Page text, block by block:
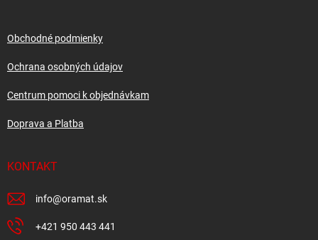
Obchodné podmienky
Ochrana osobných údajov
Centrum pomoci k objednávkam
Doprava a Platba
KONTAKT
info@oramat.sk
+421 950 443 441